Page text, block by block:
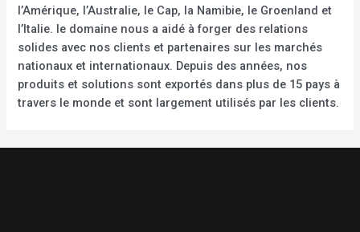
l’Amérique, l’Australie, le Cap, la Namibie, le Groenland et
l’Italie. le domaine nous a aidé à forger des relations
solides avec nos clients et partenaires sur les marchés
nationaux et internationaux. Depuis des années, nos
produits et solutions sont exportés dans plus de 15 pays à
travers le monde et sont largement utilisés par les clients.